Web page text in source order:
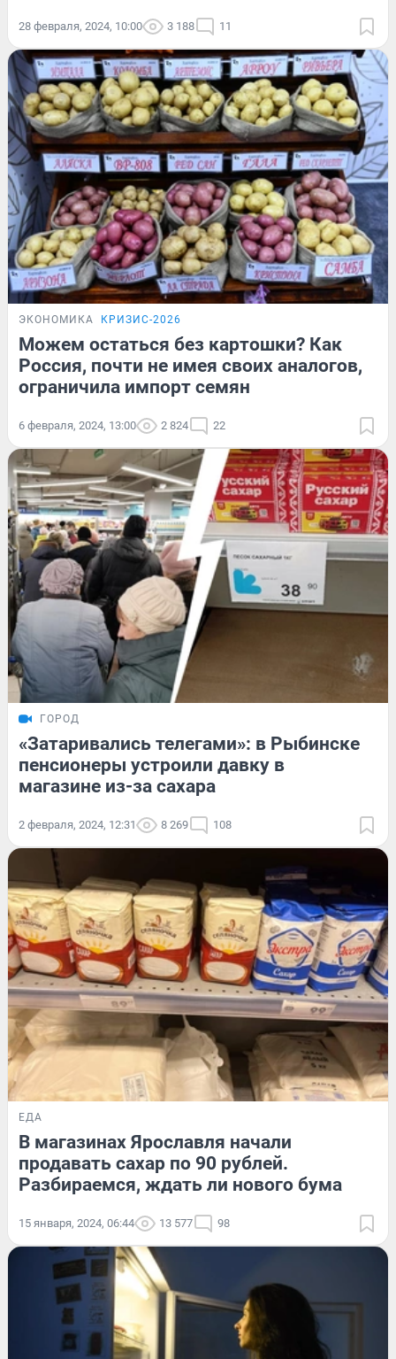
28 февраля, 2024, 10:00 3 188 11
ЭКОНОМИКА КРИЗИС-2026
Можем остаться без картошки? Как
Россия, почти не имея своих аналогов,
ограничила импорт семян
6 февраля, 2024, 13:00 2 824 22
ГОРОД
«Затаривались телегами»: в Рыбинске
пенсионеры устроили давку в
магазине из-за сахара
2 февраля, 2024, 12:31 8 269 108
ЕДА
В магазинах Ярославля начали
продавать сахар по 90 рублей.
Разбираемся, ждать ли нового бума
15 января, 2024, 06:44 13 577 98